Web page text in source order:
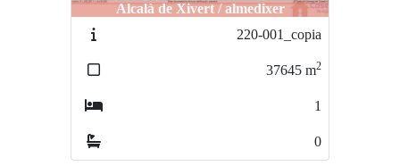
Alcalà de Xivert / almedixer
220-001_copia
37645m2
Castellón / MOLI LA FONT